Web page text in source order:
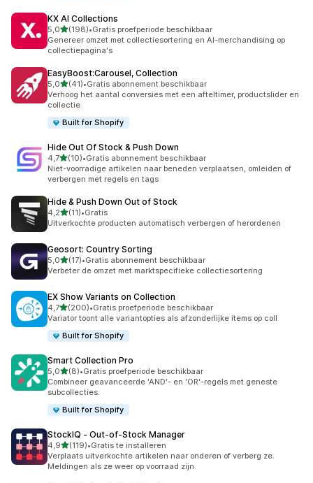
KX AI Collections
5,0van 5 sterren
(198)
198 recensies in totaal
•Gratis proefperiode beschikbaar
Genereer omzet met collectiesortering en AI-merchandising op
collectiepagina's
EasyBoost:Carousel, Collection
5,0van 5 sterren
(41)
41 recensies in totaal
•Gratis abonnement beschikbaar
Verhoog het aantal conversies met een afteltimer, productslider en
collectie
Built for Shopify
Hide Out Of Stock & Push Down
4,7van 5 sterren
(10)
10 recensies in totaal
•Gratis abonnement beschikbaar
Niet-voorradige artikelen naar beneden verplaatsen, omleiden of
verbergen met regels en tags
Hide & Push Down Out of Stock
4,2van 5 sterren
(11)
11 recensies in totaal
•Gratis
Uitverkochte producten automatisch verbergen of herordenen
Geosort: Country Sorting
5,0van 5 sterren
(17)
17 recensies in totaal
•Gratis abonnement beschikbaar
Verbeter de omzet met marktspecifieke collectiesortering
EX Show Variants on Collection
4,7van 5 sterren
(200)
200 recensies in totaal
•Gratis proefperiode beschikbaar
Variator toont alle variantopties als afzonderlijke items op coll
Built for Shopify
Smart Collection Pro
5,0van 5 sterren
(8)
8 recensies in totaal
•Gratis proefperiode beschikbaar
Combineer geavanceerde 'AND'- en 'OR'-regels met geneste
subcollecties.
Built for Shopify
StockIQ ‑ Out‑of‑Stock Manager
4,9van 5 sterren
(119)
119 recensies in totaal
•Gratis te installeren
Verplaats uitverkochte artikelen naar onderen of verberg ze.
Meldingen als ze weer op voorraad zijn.